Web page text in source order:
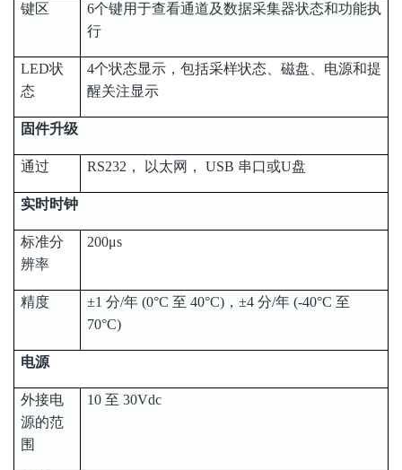
键区
6个键用于查看通道及数据采集器状态和功能执
行
LED状
态
4个状态显示，包括采样状态、磁盘、电源和提
醒关注显示
固件升级
通过 RS232， 以太网， USB 串口或U盘
实时时钟
标准分
辨率
200μs
精度
±1 分/年 (0°C 至 40°C)，±4 分/年 (-40°C 至
70°C)
电源
外接电
源的范
围
10 至 30Vdc